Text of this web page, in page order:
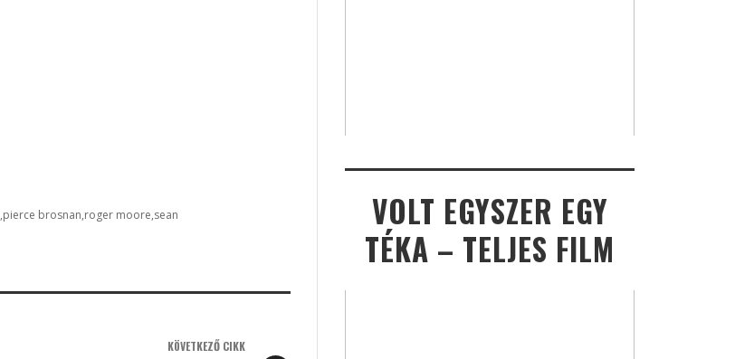
pierce brosnan roger moore sean
KÖVETKEZŐ CIKK
VOLT EGYSZER EGY
TÉKA – TELJES FILM